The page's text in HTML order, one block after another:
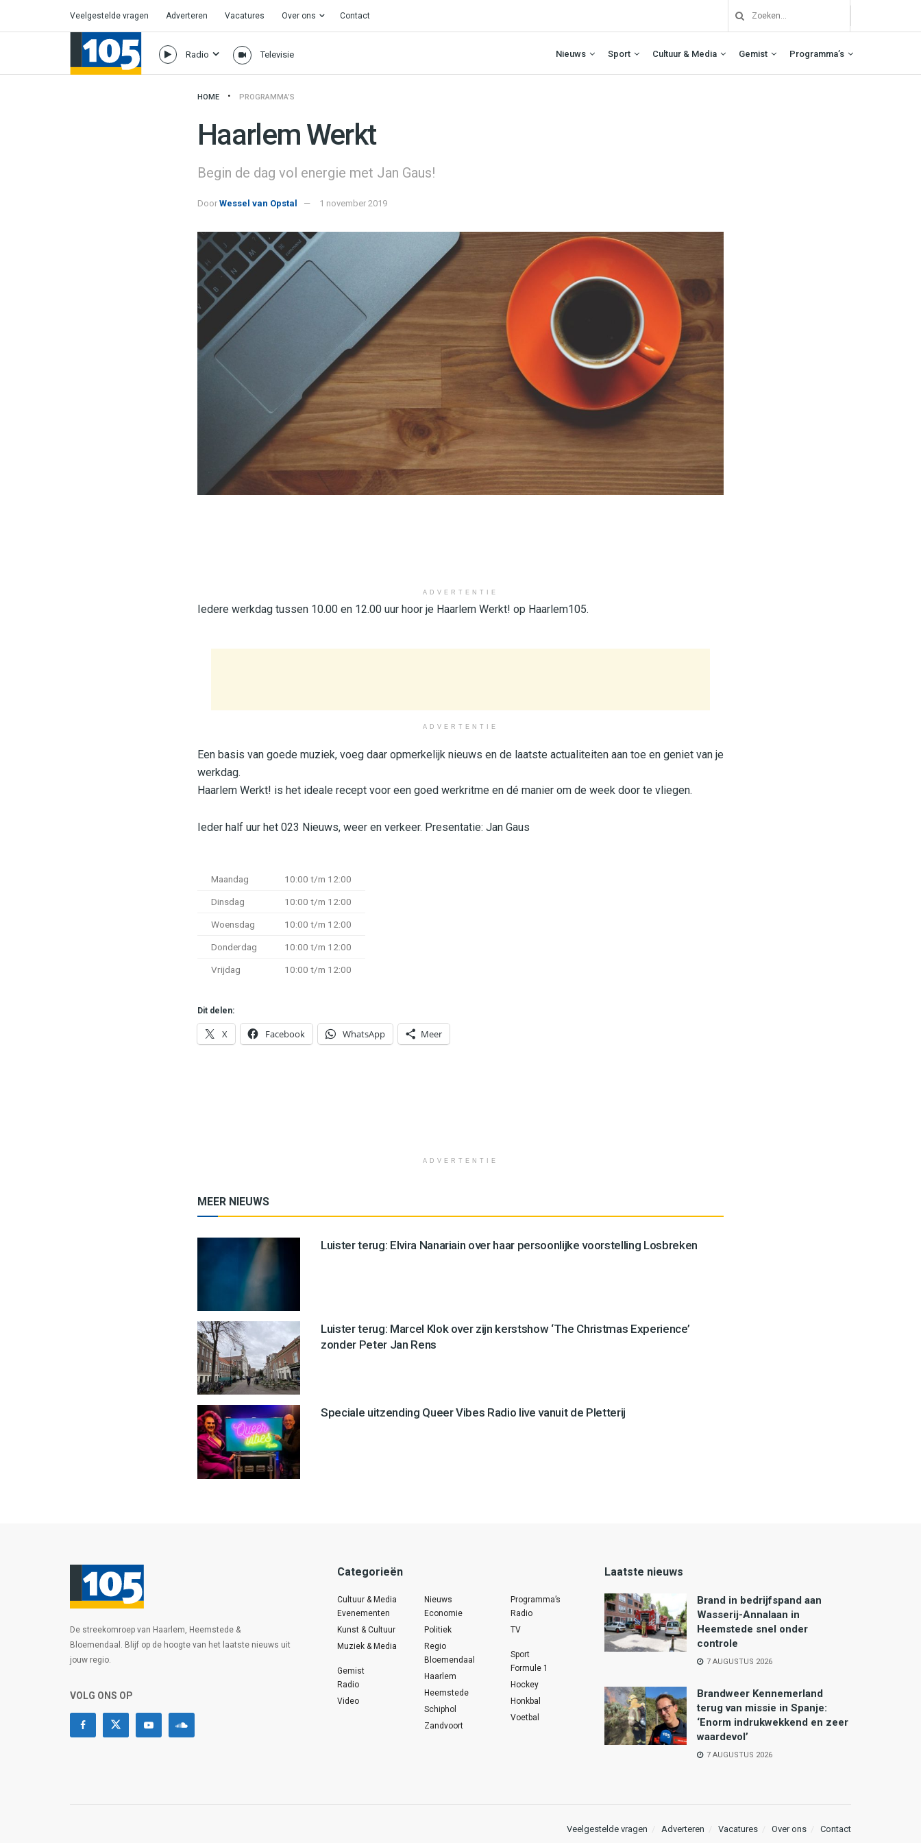
Veelgestelde vragen Adverteren Vacatures Over ons Contact
Radio Televisie Nieuws Sport Cultuur & Media Gemist Programma’s
HOME PROGRAMMA’S
Haarlem Werkt
Begin de dag vol energie met Jan Gaus!
Door Wessel van Opstal 1 november 2019
ADVERTENTIE
Iedere werkdag tussen 10.00 en 12.00 uur hoor je Haarlem Werkt! op Haarlem105.
ADVERTENTIE
Een basis van goede muziek, voeg daar opmerkelijk nieuws en de laatste actualiteiten aan toe en geniet van je
werkdag.
Haarlem Werkt! is het ideale recept voor een goed werkritme en dé manier om de week door te vliegen.
Ieder half uur het 023 Nieuws, weer en verkeer. Presentatie: Jan Gaus
Maandag 10:00 t/m 12:00
Dinsdag 10:00 t/m 12:00
Woensdag 10:00 t/m 12:00
Donderdag 10:00 t/m 12:00
Vrijdag 10:00 t/m 12:00
Dit delen:
X Facebook WhatsApp Meer
ADVERTENTIE
MEER NIEUWS
Luister terug: Elvira Nanariain over haar persoonlijke voorstelling Losbreken
Luister terug: Marcel Klok over zijn kerstshow ‘The Christmas Experience’
zonder Peter Jan Rens
Speciale uitzending Queer Vibes Radio live vanuit de Pletterij
De streekomroep van Haarlem, Heemstede &
Bloemendaal. Blijf op de hoogte van het laatste nieuws uit
jouw regio.
VOLG ONS OP
Categorieën
Cultuur & Media
Evenementen
Kunst & Cultuur
Muziek & Media
Gemist
Radio
Video
Nieuws
Economie
Politiek
Regio
Bloemendaal
Haarlem
Heemstede
Schiphol
Zandvoort
Programma’s
Radio
TV
Sport
Formule 1
Hockey
Honkbal
Voetbal
Laatste nieuws
Brand in bedrijfspand aan
Wasserij-Annalaan in
Heemstede snel onder
controle
7 AUGUSTUS 2026
Brandweer Kennemerland
terug van missie in Spanje:
‘Enorm indrukwekkend en zeer
waardevol’
7 AUGUSTUS 2026
Veelgestelde vragen Adverteren Vacatures Over ons Contact